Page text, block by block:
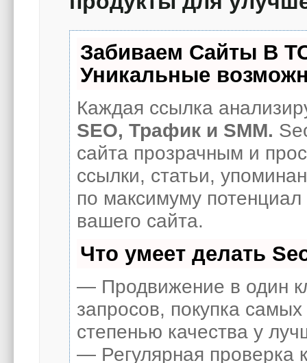
Забиваем Сайты В
Уникальные
Каждая ссылка
SEO, Трафик и SMM.
сайта прозрачным и
ссылки, статьи,
по максимуму
вашего сайта.
Что умеет делать
— Продвижение в один
запросов, покупка
степенью качества у
— Регулярная проверка